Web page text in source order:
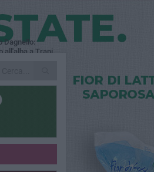
Dagnello:
all'alba a Trani
col
lo
il servizio